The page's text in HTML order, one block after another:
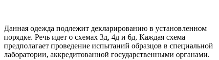
Данная одежда подлежит декларированию в установленном
порядке. Речь идет о схемах 3д, 4д и 6д. Каждая схема
предполагает проведение испытаний образцов в специальной
лаборатории, аккредитованной государственными органами.